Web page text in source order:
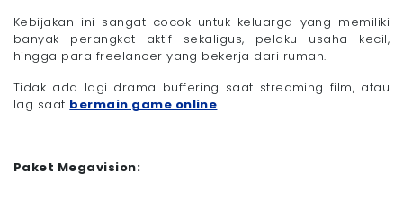
Kebijakan ini sangat cocok untuk keluarga yang memiliki
banyak perangkat aktif sekaligus, pelaku usaha kecil,
hingga para freelancer yang bekerja dari rumah.
Tidak ada lagi drama buffering saat streaming film, atau
lag saat bermain game online.
Paket Megavision: